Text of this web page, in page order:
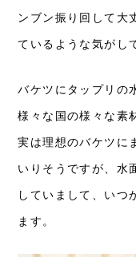
ンブン振り回して大
ているような気がし
バケツにタップリの
様々な国の様々な素
実は理想のバケツに
いりそうですが、水
していまして、いつ
ます。